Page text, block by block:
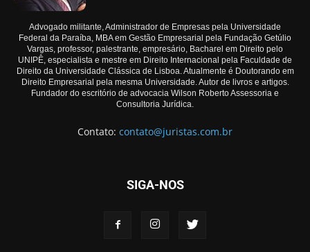
Advogado militante, Administrador de Empresas pela Universidade
Federal da Paraíba, MBA em Gestão Empresarial pela Fundação Getúlio
Vargas, professor, palestrante, empresário, Bacharel em Direito pelo
UNIPÊ, especialista e mestre em Direito Internacional pela Faculdade de
Direito da Universidade Clássica de Lisboa. Atualmente é Doutorando em
Direito Empresarial pela mesma Universidade. Autor de livros e artigos.
Fundador do escritório de advocacia Wilson Roberto Assessoria e
Consultoria Jurídica.
Contato: contato@juristas.com.br
SIGA-NOS